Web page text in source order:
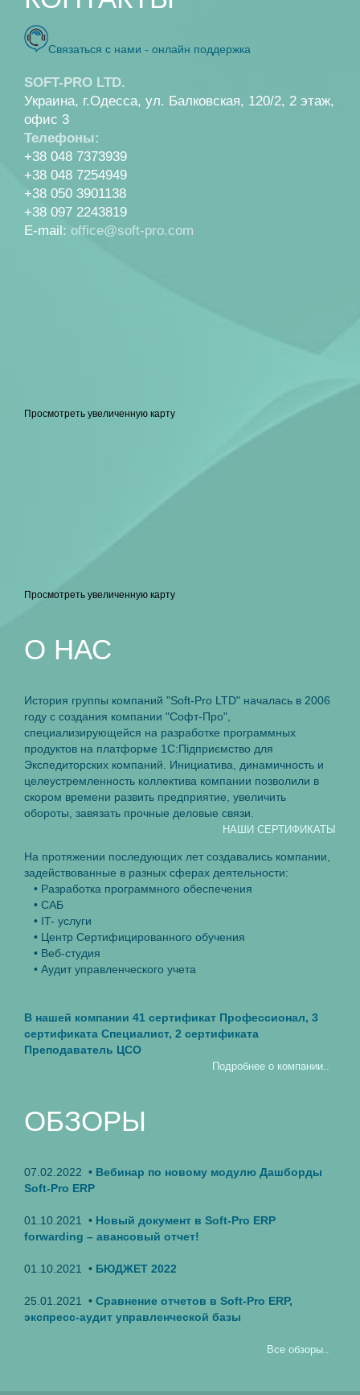
Связаться с нами - онлайн поддержка
SOFT-PRO LTD.
Украина, г.Одесса, ул. Балковская, 120/2, 2 этаж,
офис 3
Телефоны:
+38 048 7373939
+38 048 7254949
+38 050 3901138
+38 097 2243819
E-mail: office@soft-pro.com
Просмотреть увеличенную карту
Просмотреть увеличенную карту
O НАС
История группы компаний "Soft-Pro LTD" началась в 2006
году с создания компании "Софт-Про",
специализирующейся на разработке программных
продуктов на платформе 1С:Пiдприємство для
Экспедиторских компаний. Инициатива, динамичность и
целеустремленность коллектива компании позволили в
скором времени развить предприятие, увеличить
обороты, завязать прочные деловые связи.
НАШИ СЕРТИФИКАТЫ
На протяжении последующих лет создавались компании,
задействованные в разных сферах деятельности:
• Разработка программного обеспечения
• САБ
• IT- услуги
• Центр Сертифицированного обучения
• Веб-студия
• Аудит управленческого учета
В нашей компании 41 сертификат Профессионал, 3
сертификата Специалист, 2 сертификата
Преподаватель ЦСО
Подробнее о компании..
ОБЗОРЫ
07.02.2022 • Вебинар по новому модулю Дашборды
Soft-Pro ERP
01.10.2021 • Новый документ в Soft-Pro ERP
forwarding – авансовый отчет!
01.10.2021 • БЮДЖЕТ 2022
25.01.2021 • Сравнение отчетов в Soft-Pro ERP,
экспресс-аудит управленческой базы
Все обзоры..